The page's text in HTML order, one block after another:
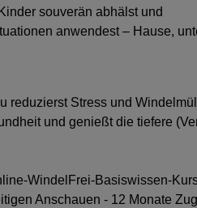
souverän abhälst und
anwendest – Hause,
reduzierst Stress und
und genießt die tiefere
WindelFrei-Basiswissen-
Anschauen - 12 Monate